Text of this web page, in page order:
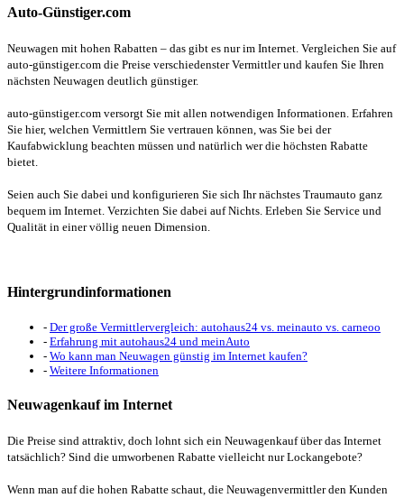
Auto-Günstiger.com
Neuwagen mit hohen Rabatten – das gibt es nur im Internet. Vergleichen Sie auf
auto-günstiger.com die Preise verschiedenster Vermittler und kaufen Sie Ihren
nächsten Neuwagen deutlich günstiger.
auto-günstiger.com versorgt Sie mit allen notwendigen Informationen. Erfahren
Sie hier, welchen Vermittlern Sie vertrauen können, was Sie bei der
Kaufabwicklung beachten müssen und natürlich wer die höchsten Rabatte
bietet.
Seien auch Sie dabei und konfigurieren Sie sich Ihr nächstes Traumauto ganz
bequem im Internet. Verzichten Sie dabei auf Nichts. Erleben Sie Service und
Qualität in einer völlig neuen Dimension.
Hintergrundinformationen
- Der große Vermittlervergleich: autohaus24 vs. meinauto vs. carneoo
- Erfahrung mit autohaus24 und meinAuto
- Wo kann man Neuwagen günstig im Internet kaufen?
- Weitere Informationen
Neuwagenkauf im Internet
Die Preise sind attraktiv, doch lohnt sich ein Neuwagenkauf über das Internet
tatsächlich? Sind die umworbenen Rabatte vielleicht nur Lockangebote?
Wenn man auf die hohen Rabatte schaut, die Neuwagenvermittler den Kunden